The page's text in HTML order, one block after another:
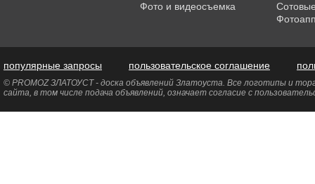
Фото и видеосъемка
популярные запросы пользовательское соглашение
© PROMOZ ЗЛАТОУСТ - доска объявлений Златоуста. Все логотипы и
сайта, в том числе подача объявлений, означает согласие с